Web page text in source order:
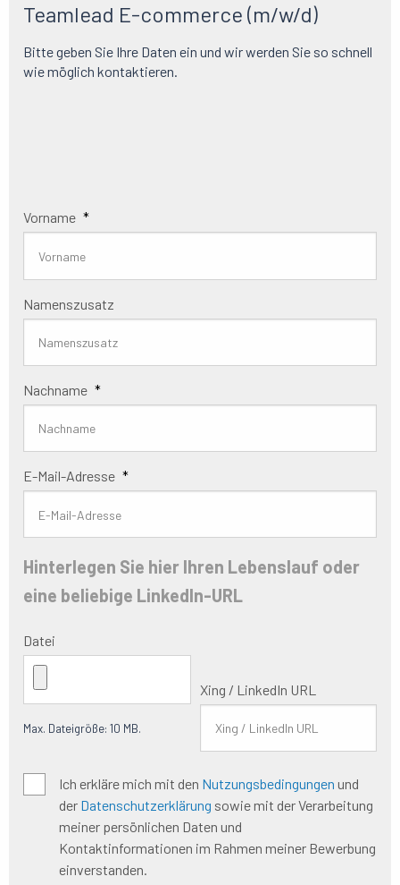
Teamlead E-commerce (m/w/d)
Bitte geben Sie Ihre Daten ein und wir werden Sie so schnell
wie möglich kontaktieren.
Vorname *
Namenszusatz
Nachname *
E-Mail-Adresse *
Hinterlegen Sie hier Ihren Lebenslauf oder
eine beliebige LinkedIn-URL
Datei
Max. Dateigröße: 10 MB.
Xing / LinkedIn URL
Allgemeine
Geschäftsbedingungen
*
Ich erkläre mich mit den Nutzungsbedingungen und
der Datenschutzerklärung sowie mit der Verarbeitung
meiner persönlichen Daten und
Kontaktinformationen im Rahmen meiner Bewerbung
einverstanden.